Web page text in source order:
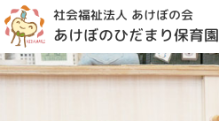
社会福祉法人 あけぼの会
あけぼのひだまり保育園